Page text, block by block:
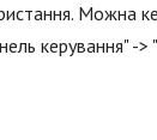
Можна
керування" ->